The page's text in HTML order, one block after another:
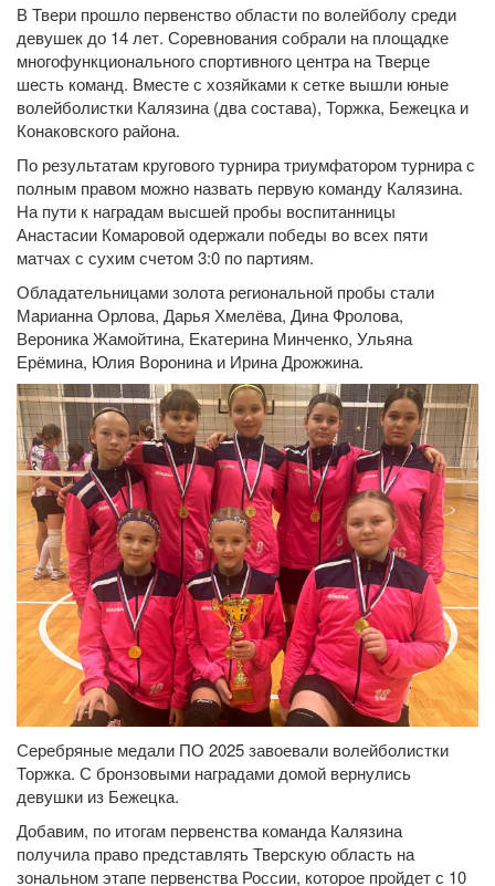
В Твери прошло первенство области по волейболу среди
девушек до 14 лет. Соревнования собрали на площадке
многофункционального спортивного центра на Тверце
шесть команд. Вместе с хозяйками к сетке вышли юные
волейболистки Калязина (два состава), Торжка, Бежецка и
Конаковского района.
По результатам кругового турнира триумфатором турнира с
полным правом можно назвать первую команду Калязина.
На пути к наградам высшей пробы воспитанницы
Анастасии Комаровой одержали победы во всех пяти
матчах с сухим счетом 3:0 по партиям.
Обладательницами золота региональной пробы стали
Марианна Орлова, Дарья Хмелёва, Дина Фролова,
Вероника Жамойтина, Екатерина Минченко, Ульяна
Ерёмина, Юлия Воронина и Ирина Дрожжина.
Серебряные медали ПО 2025 завоевали волейболистки
Торжка. С бронзовыми наградами домой вернулись
девушки из Бежецка.
Добавим, по итогам первенства команда Калязина
получила право представлять Тверскую область на
зональном этапе первенства России, которое пройдет с 10